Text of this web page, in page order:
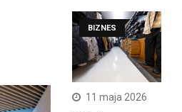
BIZNES
11 maja 2026